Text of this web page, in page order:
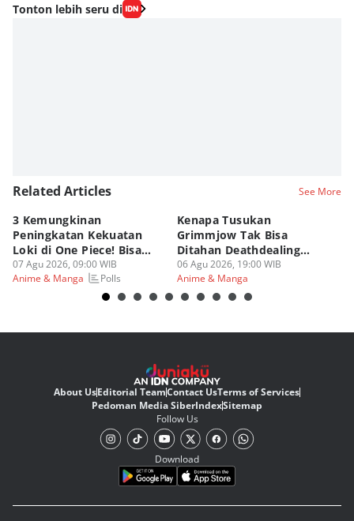
Tonton lebih seru di
Related Articles See More
3 Kemungkinan
Peningkatan Kekuatan
Loki di One Piece! Bisa
Lebih OP?
07 Agu 2026, 09:00 WIB
Anime & Manga
Polls
Kenapa Tusukan
Grimmjow Tak Bisa
Ditahan Deathdealing
Askin Bleach?
06 Agu 2026, 19:00 WIB
Anime & Manga
About UsEditorial TeamContact UsTerms of Services
Pedoman Media SiberIndexSitemap
Follow Us
Download